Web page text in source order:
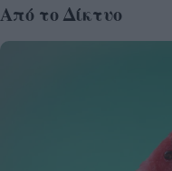
Από το Δίκτυο